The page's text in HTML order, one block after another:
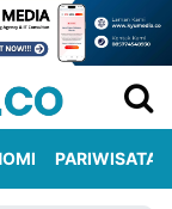
PARIWISATA